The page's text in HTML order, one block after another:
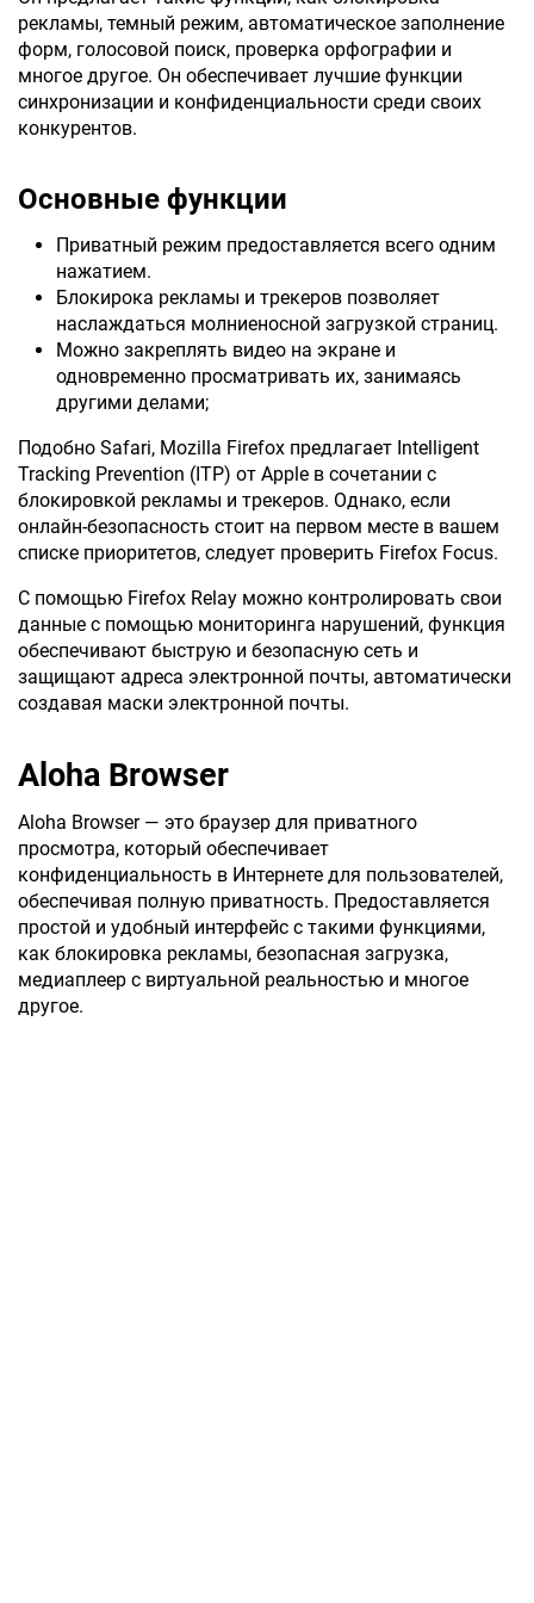
рекламы, темный режим, автоматическое заполнение
форм, голосовой поиск, проверка орфографии и
многое другое. Он обеспечивает лучшие функции
синхронизации и конфиденциальности среди своих
конкурентов.
Основные функции
Приватный режим предоставляется всего одним
нажатием.
Блокирока рекламы и трекеров позволяет
наслаждаться молниеносной загрузкой страниц.
Можно закреплять видео на экране и
одновременно просматривать их, занимаясь
другими делами;
Подобно Safari, Mozilla Firefox предлагает Intelligent
Tracking Prevention (ITP) от Apple в сочетании с
блокировкой рекламы и трекеров. Однако, если
онлайн-безопасность стоит на первом месте в вашем
списке приоритетов, следует проверить Firefox Focus.
С помощью Firefox Relay можно контролировать свои
данные с помощью мониторинга нарушений, функция
обеспечивают быструю и безопасную сеть и
защищают адреса электронной почты, автоматически
создавая маски электронной почты.
Aloha Browser
Aloha Browser — это браузер для приватного
просмотра, который обеспечивает
конфиденциальность в Интернете для пользователей,
обеспечивая полную приватность. Предоставляется
простой и удобный интерфейс с такими функциями,
как блокировка рекламы, безопасная загрузка,
медиаплеер с виртуальной реальностью и многое
другое.